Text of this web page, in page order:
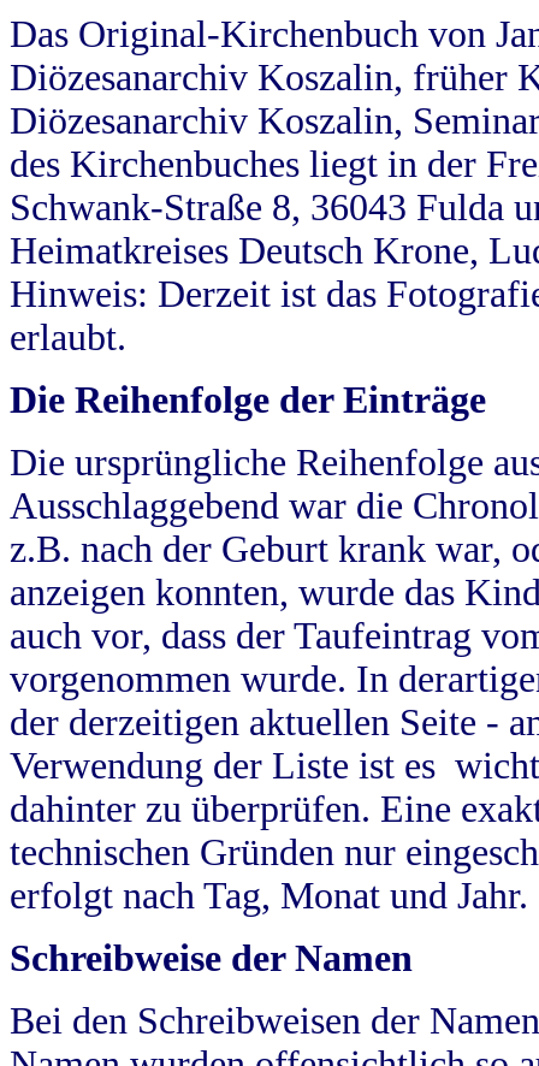
Das Original-Kirchenbuch von
Diözesanarchiv Koszalin, früher
Diözesanarchiv Koszalin,
des Kirchenbuches liegt in der
Schwank-Straße 8, 36043 Fulda
Heimatkreises Deutsch Krone,
Hinweis: Derzeit ist das
erlaubt.
Die Reihenfolge der Einträge
Die ursprüngliche Reihenfolge
Ausschlaggebend war die
z.B. nach der Geburt krank war,
anzeigen konnten, wurde das
auch vor, dass der Taufeintrag
vorgenommen wurde. In
der derzeitigen aktuellen Seite -
Verwendung der Liste ist es
dahinter zu überprüfen. Eine
technischen Gründen nur
erfolgt nach Tag, Monat und Jahr.
Schreibweise der Namen
Bei den Schreibweisen der